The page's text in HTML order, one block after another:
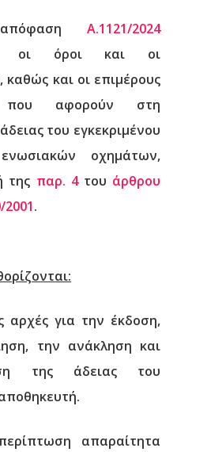
Α.1121/2024
οι όροι και οι
καθώς και οι επιμέρους
που αφορούν στη
του εγκεκριμένου
οχημάτων,
της παρ. 4του άρθρου
2001.
αρχές για την έκδοση,
την ανάκληση και
της άδειας του
απαραίτητα